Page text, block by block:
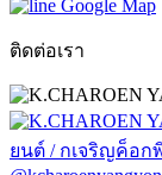
Google Map
ติดต่อเรา
ยนต์ / กเจริญค็อก